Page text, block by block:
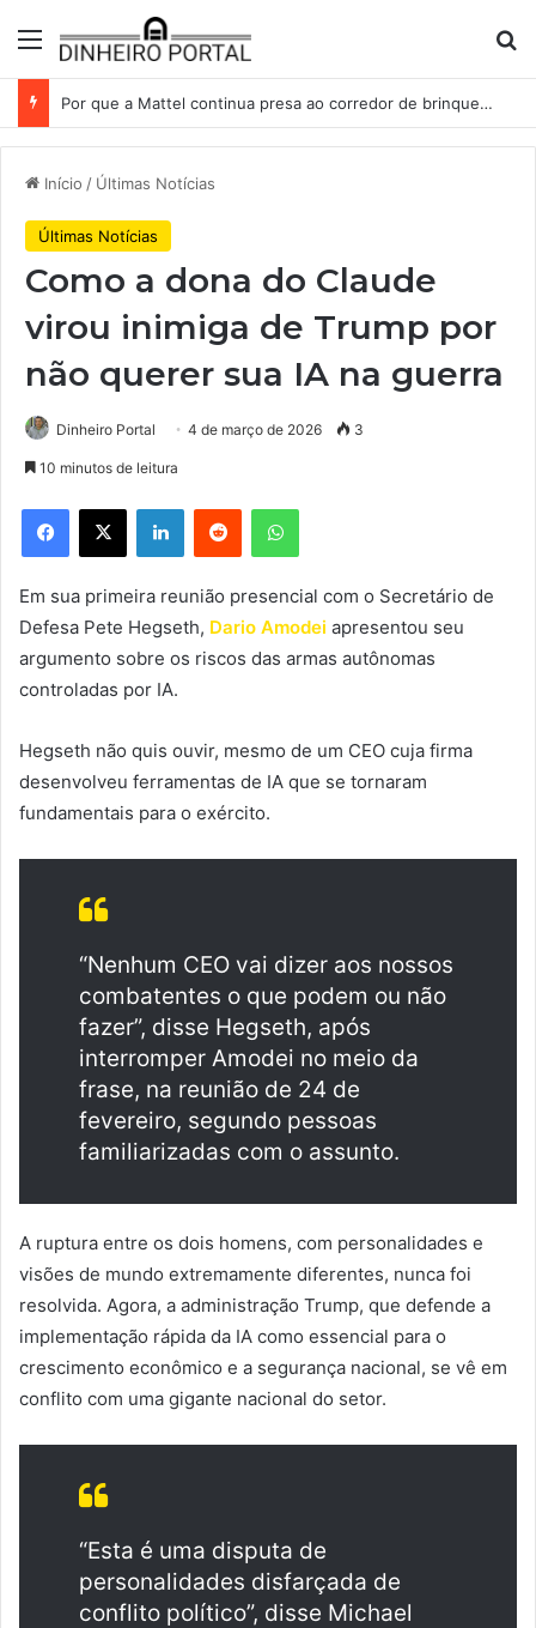
Menu
Por que a Mattel continua presa ao corredor de brinquedos
Início / Últimas Notícias
Últimas Notícias
Como a dona do Claude
virou inimiga de Trump por
não querer sua IA na guerra
Dinheiro Portal 4 de março de 2026 3
10 minutos de leitura
Facebook
X LinkedinReddit WhatsApp
Em sua primeira reunião presencial com o Secretário de
Defesa Pete Hegseth, Dario Amodei apresentou seu
argumento sobre os riscos das armas autônomas
controladas por IA.
Hegseth não quis ouvir, mesmo de um CEO cuja firma
desenvolveu ferramentas de IA que se tornaram
fundamentais para o exército.
“Nenhum CEO vai dizer aos nossos
combatentes o que podem ou não
fazer”, disse Hegseth, após
interromper Amodei no meio da
frase, na reunião de 24 de
fevereiro, segundo pessoas
familiarizadas com o assunto.
A ruptura entre os dois homens, com personalidades e
visões de mundo extremamente diferentes, nunca foi
resolvida. Agora, a administração Trump, que defende a
implementação rápida da IA como essencial para o
crescimento econômico e a segurança nacional, se vê em
conflito com uma gigante nacional do setor.
“Esta é uma disputa de
personalidades disfarçada de
conflito político”, disse Michael